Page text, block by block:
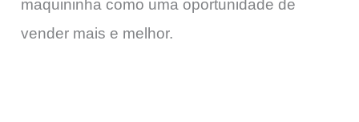
maquininha como uma oportunidade de
vender mais e melhor.